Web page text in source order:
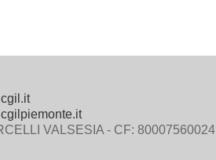
VALSESIA - CF: 80007560024